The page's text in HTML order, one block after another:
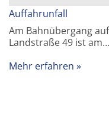
Auffahrunfall
Am Bahnübergang
Landstraße 49 ist am…
Mehr erfahren